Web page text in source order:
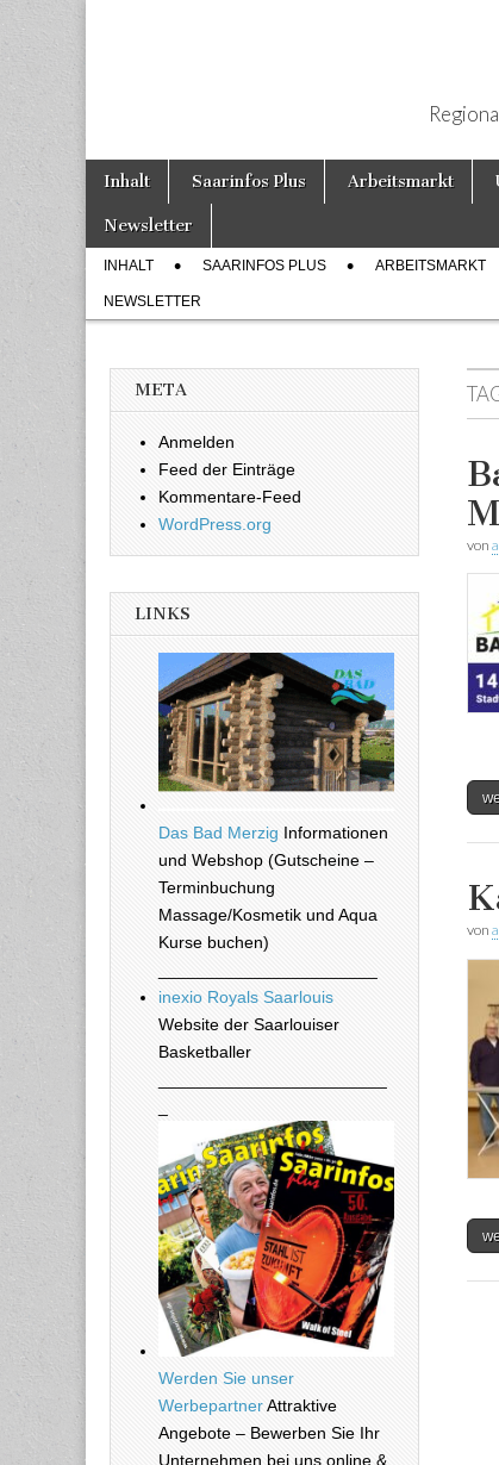
Hauptmenü
Weiter zum Inhalt
Inhalt Saarinfos Plus Arbeitsmarkt
Newsletter
Untermenü
INHALT SAARINFOS PLUS ARBEITSMARKT
NEWSLETTER
von
von
META
Anmelden
Feed der Einträge
Kommentare-Feed
WordPress.org
LINKS
Das Bad Merzig Informationen
und Webshop (Gutscheine –
Terminbuchung
Massage/Kosmetik und Aqua
Kurse buchen)
inexio Royals Saarlouis
Website der Saarlouiser
Basketballer
Werden Sie unser
WerbepartnerAttraktive
Angebote – Bewerben Sie Ihr
Unternehmen bei uns online &